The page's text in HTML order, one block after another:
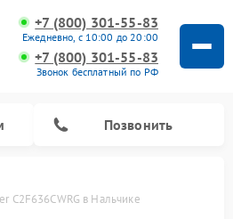
+7 (800) 301-55-83
Ежедневно, с 10:00 до 20:00
+7 (800) 301-55-83
Звонок бесплатный по РФ
Позвонить
C2F636CWRG в Нальчике